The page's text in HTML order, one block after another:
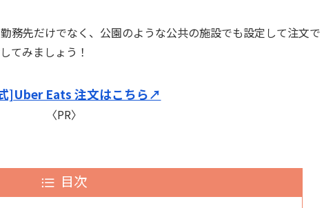
務先だけでなく、公園のような公共の施設でも設定して注文で
てみましょう！
]Uber Eats 注文はこちら↗︎
〈PR〉
目次